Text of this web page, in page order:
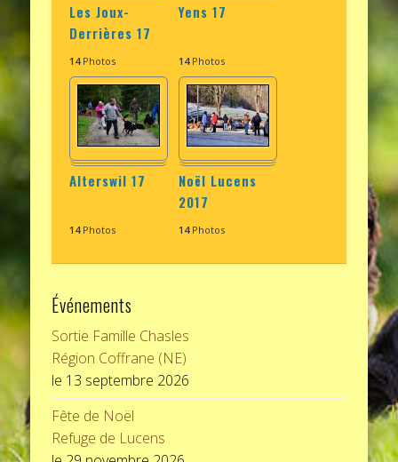
Les Joux-
Derrières 17
14Photos
Yens 17
14Photos
Alterswil 17
14Photos
Noël Lucens
2017
14Photos
Événements
Sortie Famille Chasles
Région Coffrane (NE)
le 13 septembre 2026
Fête de Noël
Refuge de Lucens